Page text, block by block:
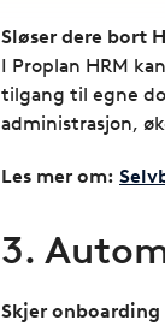
Sløser dere bort
I Proplan HRM
tilgang til egne
administrasjon,
Les mer om:
3.
Skjer